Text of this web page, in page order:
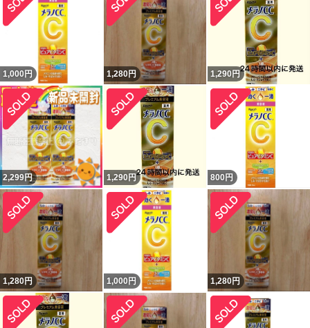
1,000 円 1,280円 1,290 円
2,299円 1,290 円 800 円
1,280円 1,000 円 1,280円